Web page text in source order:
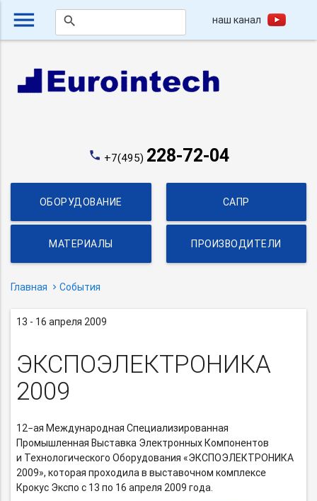
menu search наш канал
phone +7(495) 228-72-04
ОБОРУДОВАНИЕ САПР
МАТЕРИАЛЫ ПРОИЗВОДИТЕЛИ
Главная События
13 - 16 апреля 2009
ЭКСПОЭЛЕКТРОНИКА
2009
12−ая Международная Специализированная
Промышленная Выставка Электронных Компонентов
и Технологического Оборудования «ЭКСПОЭЛЕКТРОНИКА
2009», которая проходила в выставочном комплексе
Крокус Экспо с 13 по 16 апреля 2009 года.